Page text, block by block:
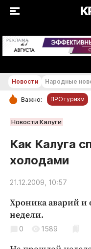
РЕКЛАМА
РУБРИКИ
Обнинск
Новости
Статьи
Народные
Авто и
Криминал
Новости Народные
Важно: ПРОтуризм
Новости Калуги
Как Калуга
холодами
21.12.2009, 10:57
Хроника аварий
недели.
0 1589